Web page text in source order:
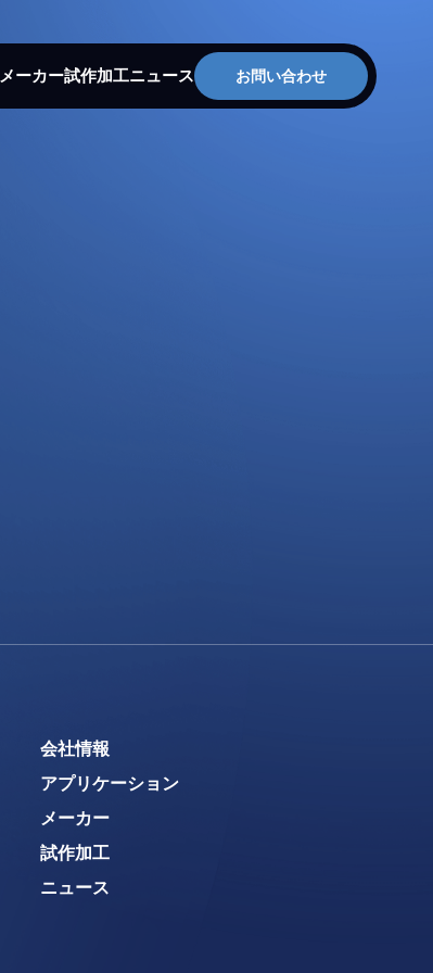
メーカー試作加工ニュース お問い合わせ
会社情報
アプリケーション
メーカー
試作加工
ニュース